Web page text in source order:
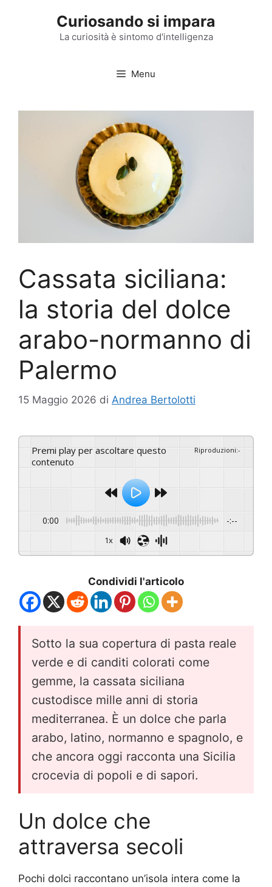
Curiosando si impara
La curiosità è sintomo d'intelligenza
Menu
Cassata siciliana:
la storia del dolce
arabo-normanno di
Palermo
15 Maggio 2026 di Andrea Bertolotti
Premi play per ascoltare questo
contenuto
Riproduzioni:-
0:00 -:--
1x
Condividi l'articolo
Sotto la sua copertura di pasta reale
verde e di canditi colorati come
gemme, la cassata siciliana
custodisce mille anni di storia
mediterranea. È un dolce che parla
arabo, latino, normanno e spagnolo, e
che ancora oggi racconta una Sicilia
crocevia di popoli e di sapori.
Un dolce che
attraversa secoli
Pochi dolci raccontano un’isola intera come la